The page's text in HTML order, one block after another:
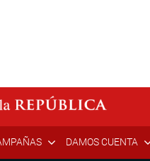
DAMOS CUENTA